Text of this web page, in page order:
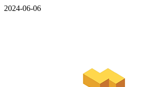
2024-06-06